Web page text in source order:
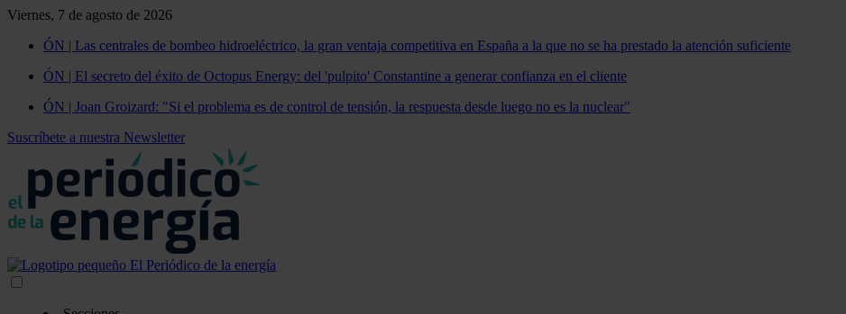
Viernes, 7 de agosto de 2026
ÓN | Las centrales de bombeo hidroeléctrico, la gran ventaja competitiva en España a la que no se ha prestado la atención suficiente
ÓN | El secreto del éxito de Octopus Energy: del 'pulpito' Constantine a generar confianza en el cliente
ÓN | Joan Groizard: "Si el problema es de control de tensión, la respuesta desde luego no es la nuclear"
Suscríbete a nuestra Newsletter